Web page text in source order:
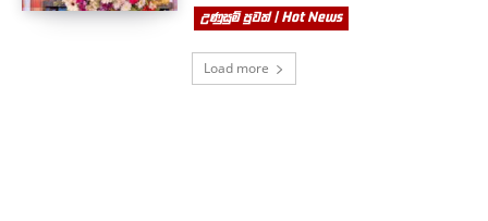
උණුසුම් පුවත් | Hot News
Load more